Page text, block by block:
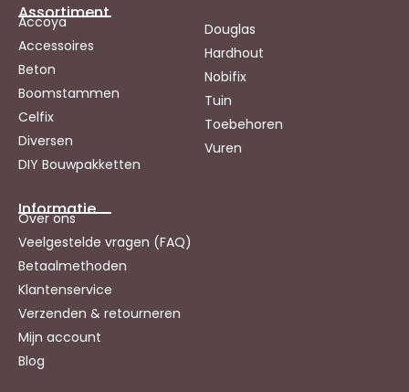
Assortiment
Accoya
Accessoires
Beton
Boomstammen
Celfix
Diversen
DIY Bouwpakketten
Douglas
Hardhout
Nobifix
Tuin
Toebehoren
Vuren
Informatie
Over ons
Veelgestelde vragen (FAQ)
Betaalmethoden
Klantenservice
Verzenden & retourneren
Mijn account
Blog